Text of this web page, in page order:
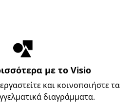
με το Visio
και κοινοποιήστε τα
διαγράμματα.